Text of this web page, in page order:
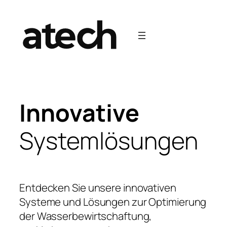
Inhalt
springen
Innovative
Systemlösungen
Entdecken Sie unsere innovativen
Systeme und Lösungen zur Optimierung
der Wasserbewirtschaftung,